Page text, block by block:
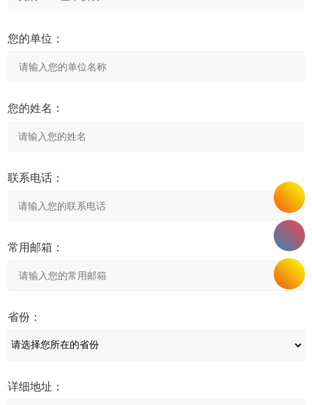
您的单位：
您的姓名：
联系电话：
常用邮箱：
省份：
详细地址：